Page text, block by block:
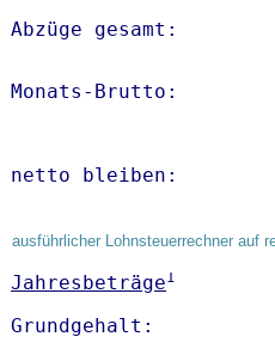
Abzüge gesamt:
Monats-
netto bleiben:
ausführlicher Lohnsteuerrechner auf
Jahresbeträge1